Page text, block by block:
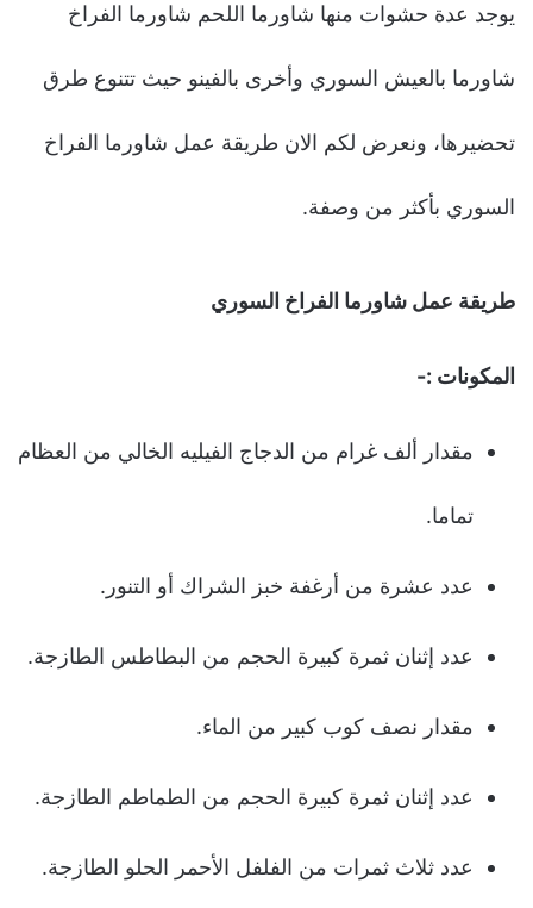
يوجد عدة حشوات منها شاورما اللحم شاورما الفراخ
شاورما بالعيش السوري وأخرى بالفينو حيث تتنوع طرق
تحضيرها، ونعرض لكم الان طريقة عمل شاورما الفراخ
السوري بأكثر من وصفة.
طريقة عمل شاورما الفراخ السوري
المكونات :-
مقدار ألف غرام من الدجاج الفيليه الخالي من العظام
تماما.
عدد عشرة من أرغفة خبز الشراك أو التنور.
عدد إثنان ثمرة كبيرة الحجم من البطاطس الطازجة.
مقدار نصف كوب كبير من الماء.
عدد إثنان ثمرة كبيرة الحجم من الطماطم الطازجة.
عدد ثلاث ثمرات من الفلفل الأحمر الحلو الطازجة.